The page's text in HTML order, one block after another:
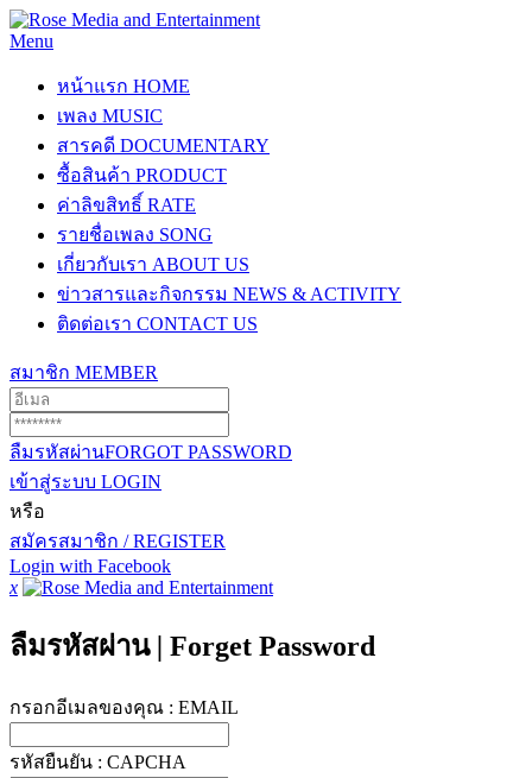
Menu
หน้าแรก HOME
เพลง MUSIC
สารคดี DOCUMENTARY
ซื้อสินค้า PRODUCT
ค่าลิขสิทธิ์ RATE
รายชื่อเพลง SONG
เกี่ยวกับเรา ABOUT US
ข่าวสารและกิจกรรม NEWS & ACTIVITY
ติดต่อเรา CONTACT US
สมาชิก MEMBER
ลืมรหัสผ่านFORGOT PASSWORD
เข้าสู่ระบบ LOGIN
หรือ
สมัครสมาชิก / REGISTER
Login with Facebook
x
ลืมรหัสผ่าน | Forget Password
กรอกอีเมลของคุณ : EMAIL
รหัสยืนยัน : CAPCHA